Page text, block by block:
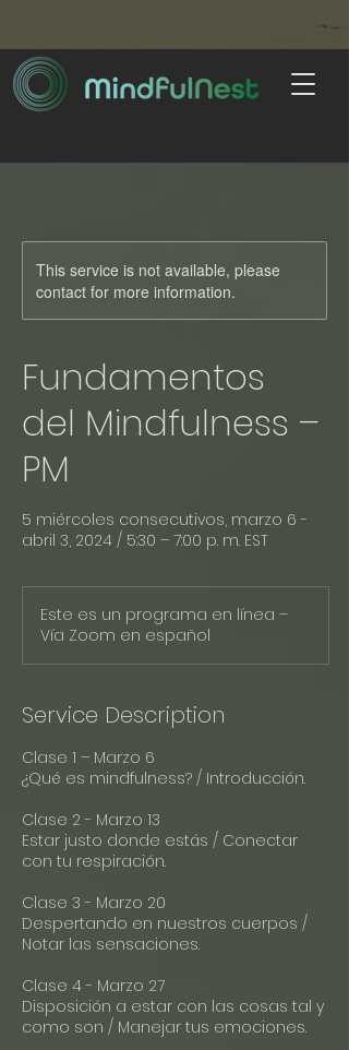
This service is not available, please
contact for more information.
Fundamentos
del Mindfulness –
PM
5 miércoles consecutivos, marzo 6 -
abril 3, 2024 / 5:30 – 7:00 p. m. EST
Este es un programa en línea –
Vía Zoom en español
Service Description
Clase 1 – Marzo 6
¿Qué es mindfulness? / Introducción.
Clase 2 - Marzo 13
Estar justo donde estás / Conectar
con tu respiración.
Clase 3 - Marzo 20
Despertando en nuestros cuerpos /
Notar las sensaciones.
Clase 4 - Marzo 27
Disposición a estar con las cosas tal y
como son / Manejar tus emociones.